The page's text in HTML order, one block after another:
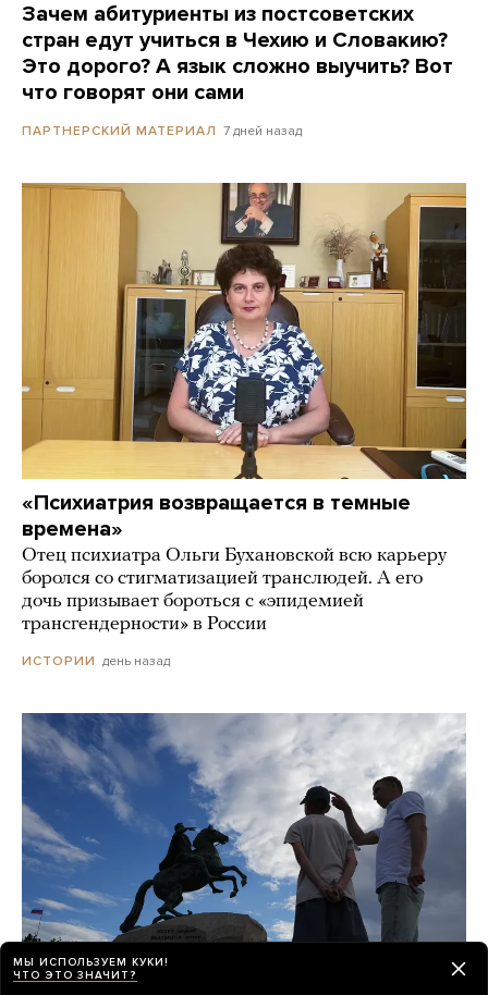
Зачем абитуриенты из постсоветских
стран едут учиться в Чехию и Словакию?
Это дорого? А язык сложно выучить? Вот
что говорят они сами
ПАРТНЕРСКИЙ МАТЕРИАЛ 7 дней назад
«Психиатрия возвращается в темные
времена»
Отец психиатра Ольги Бухановской всю карьеру
боролся со стигматизацией транслюдей. А его
дочь призывает бороться с «эпидемией
трансгендерности» в России
ИСТОРИИ день назад
МЫ ИСПОЛЬЗУЕМ КУКИ!
ЧТО ЭТО ЗНАЧИТ?